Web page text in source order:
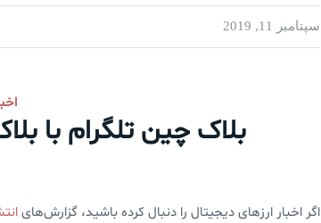
سپتامبر 11, 2019
بلاک چین تلگرام با
اگر اخبار ارزهای دیجیتال را دنبال کرده باشید، گزارش‌های